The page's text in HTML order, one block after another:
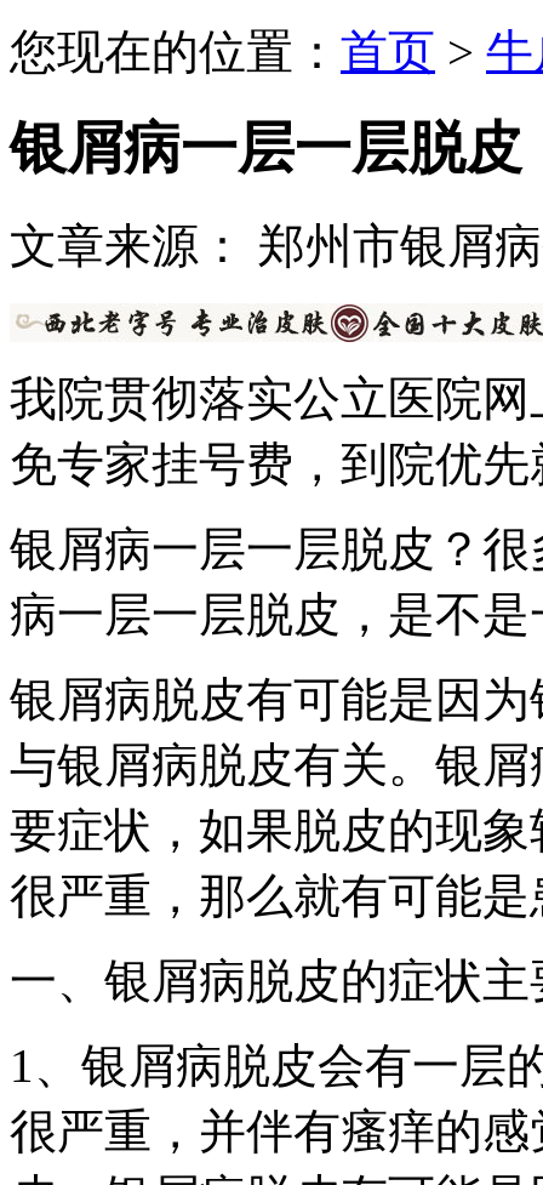
您现在的位置： 首页 >
银屑病一层一层脱皮
文章来源： 郑州市银屑
我院贯彻落实公立医院
免专家挂号费，到院优先
银屑病一层一层脱皮？
病一层一层脱皮，是不
银屑病脱皮有可能是因
与银屑病脱皮有关。银
要症状，如果脱皮的现
很严重，那么就有可能
一、银屑病脱皮的症状主
1、银屑病脱皮会有一层
很严重，并伴有瘙痒的